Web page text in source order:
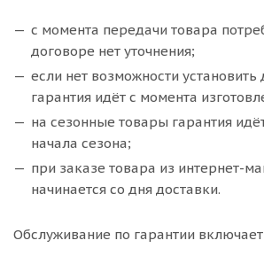
с момента передачи товара
договоре нет уточнения;
если нет возможности установить
гарантия идёт с момента
на сезонные товары гарантия
начала сезона;
при заказе товара из интернет-
начинается со дня доставки.
Обслуживание по гарантии включает